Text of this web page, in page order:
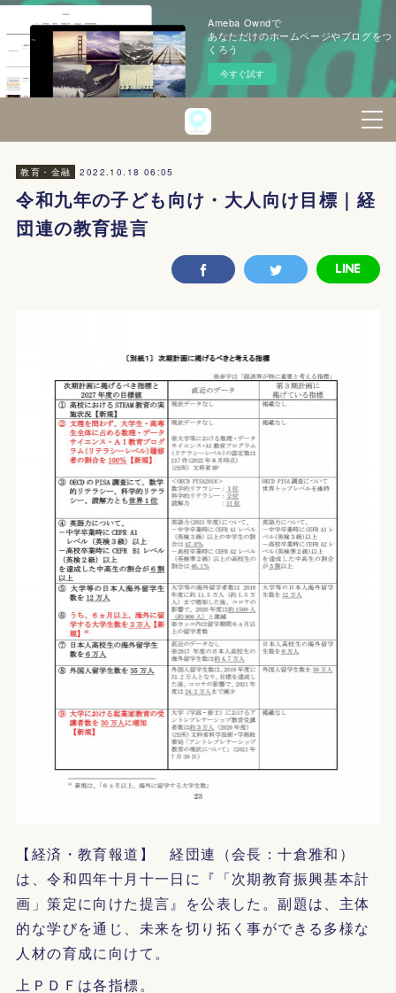
Ameba Owndで
あなただけのホームページやブログをつ
くろう
今すぐ試す
教育・金融 2022.10.18 06:05
令和九年の子ども向け・大人向け目標｜経
団連の教育提言
【経済・教育報道】 経団連（会長：十倉雅和）
は、令和四年十月十一日に『「次期教育振興基本計
画」策定に向けた提言』を公表した。副題は、主体
的な学びを通じ、未来を切り拓く事ができる多様な
人材の育成に向けて。
上ＰＤＦは各指標。